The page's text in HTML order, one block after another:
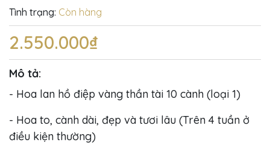
Tình trạng: Còn hàng
2.550.000₫
Mô tả:
- Hoa lan hồ điệp vàng thần tài 10 cành (loại 1)
- Hoa to, cành dài, đẹp và tươi lâu (Trên 4 tuần ở
điều kiện thường)